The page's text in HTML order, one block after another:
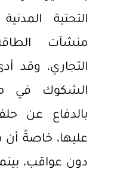
التحتية
منشآت
التجاري، وقد
الشكوك في
بالدفاع عن
عليها، خاصةً
دون عواقب،